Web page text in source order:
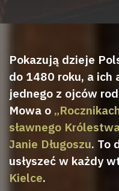
Pokazują dzieje
do 1480 roku, a ich
jednego z ojców
Mowa o
sławnego
Janie Długoszu. To
usłyszeć w każdy
Kielce.